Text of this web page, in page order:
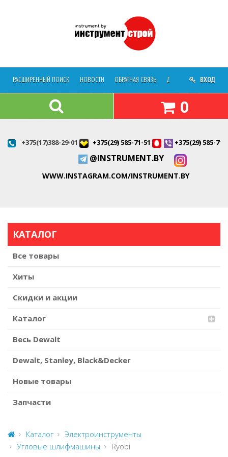
РАСШИРЕННЫЙ ПОИСК НОВОСТИ ОБРАТНАЯ СВЯЗЬ ДОСТАВКА О
ВХОД
0
+375(17)388-29-01 +375(29) 585-71-51 +375(29) 585-71-
@INSTRUMENT.BY
WWW.INSTAGRAM.COM/INSTRUMENT.BY
КАТАЛОГ
Все товары
Хиты
Скидки и акции
Каталог
Весь Dewalt
Dewalt, Stanley, Black&Decker
Новые товары
Запчасти
Каталог
Электроинструменты
Угловые шлифмашины
Ryobi